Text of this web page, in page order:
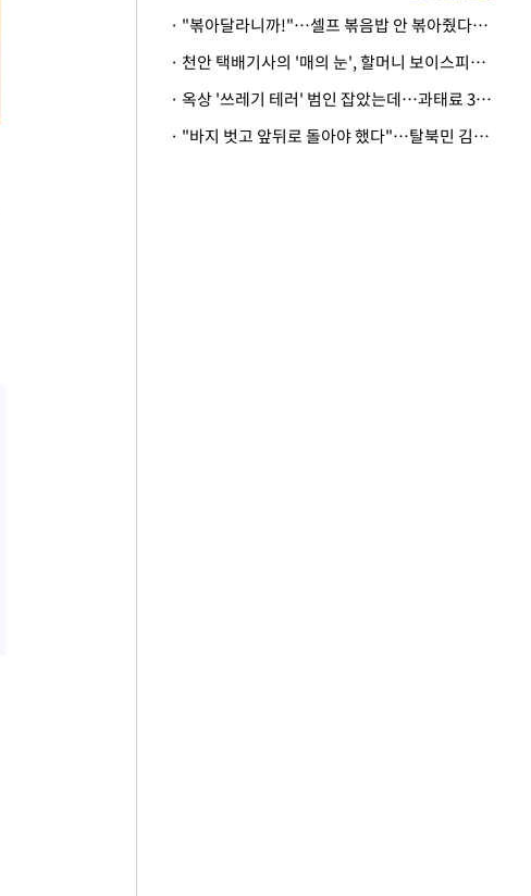
· "볶아달라니까!"…셀프 볶음밥 안 볶아줬다고 사장 폭행한 손님
· 천안 택배기사의 '매의 눈', 할머니 보이스피싱 피해 막아
· 옥상 '쓰레기 테러' 범인 잡았는데…과태료 3만원 처분에 숙박업주 허탈
· "바지 벗고 앞뒤로 돌아야 했다"…탈북민 김서아, 기쁨조 검사 수치심 회상